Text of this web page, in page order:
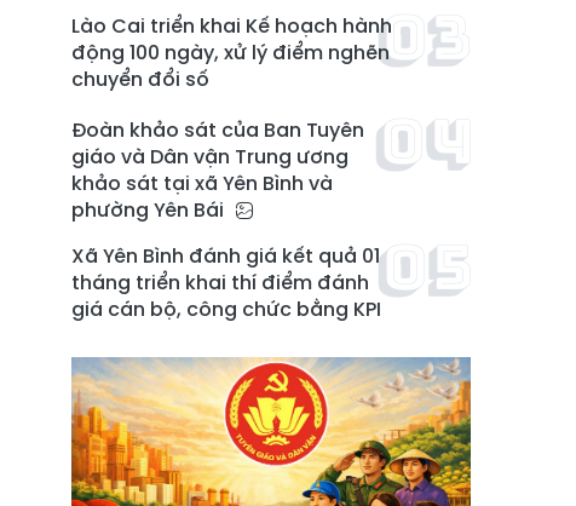
Lào Cai triển khai Kế hoạch hành
động 100 ngày, xử lý điểm nghẽn
chuyển đổi số
Đoàn khảo sát của Ban Tuyên
giáo và Dân vận Trung ương
khảo sát tại xã Yên Bình và
phường Yên Bái
Xã Yên Bình đánh giá kết quả 01
tháng triển khai thí điểm đánh
giá cán bộ, công chức bằng KPI